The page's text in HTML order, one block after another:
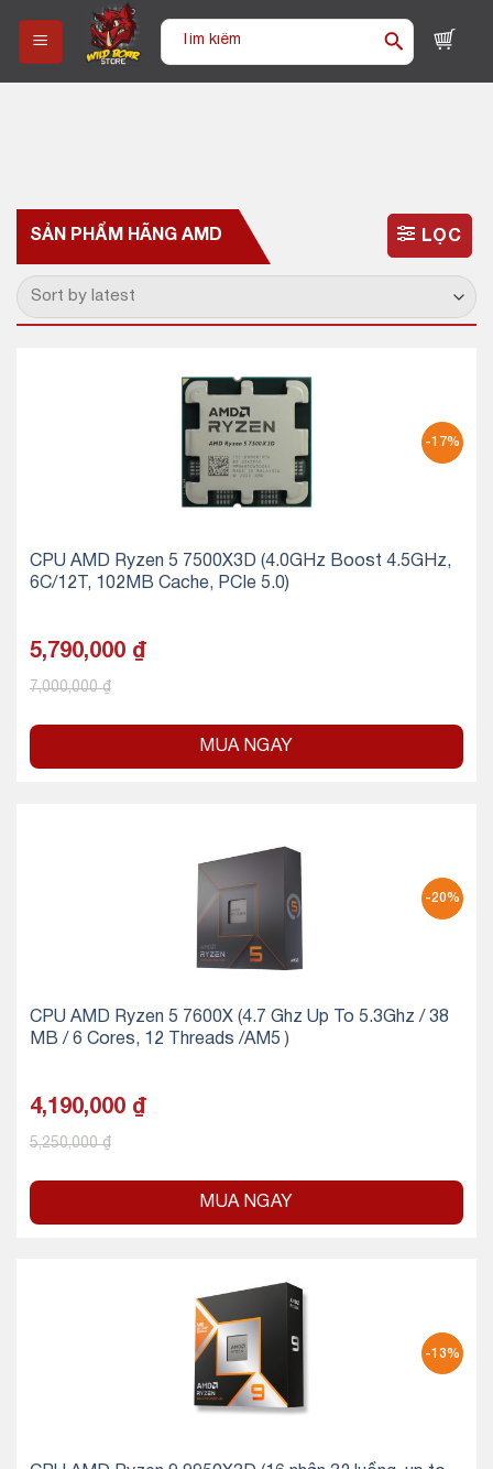
content
Tìm
SẢN PHẨM HÃNG AMD LỌC
-17%
CPU AMD Ryzen 5 7500X3D (4.0GHz Boost 4.5GHz,
6C/12T, 102MB Cache, PCIe 5.0)
5,790,000 ₫
7,000,000₫
MUA NGAY
-20%
CPU AMD Ryzen 5 7600X (4.7 Ghz Up To 5.3Ghz / 38
MB / 6 Cores, 12 Threads /AM5 )
4,190,000 ₫
5,250,000₫
MUA NGAY
-13%